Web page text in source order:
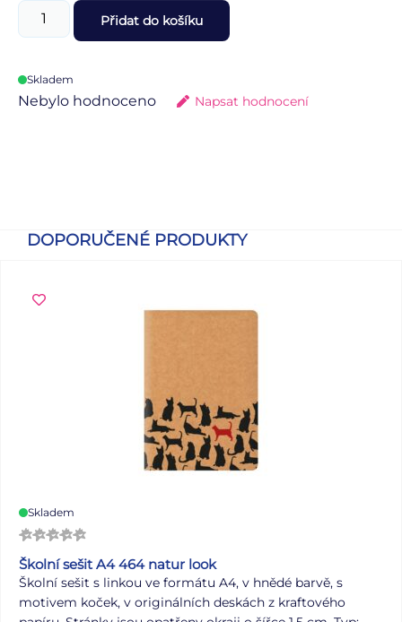
Přidat do košíku
Skladem
Nebylo hodnoceno Napsat hodnocení
DOPORUČENÉ PRODUKTY
Skladem
Školní sešit A4 464 natur look
Školní sešit s linkou ve formátu A4, v hnědé barvě, s
motivem koček, v originálních deskách z kraftového